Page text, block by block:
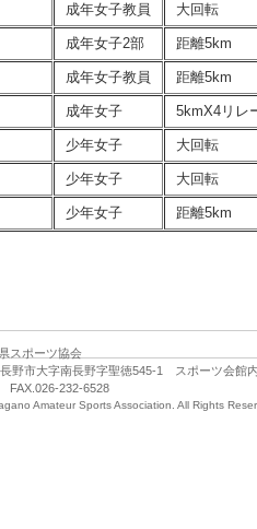
成年女子教員 大回転
成年女子2部 距離5km
成年女子教員 距離5km
成年女子 5kmX4リレ
少年女子 大回転
少年女子 大回転
少年女子 距離5km
スポーツ協会
野市大字南長野字聖徳545-1 スポーツ会館
FAX.026-232-6528
Amateur Sports Association. All Rights